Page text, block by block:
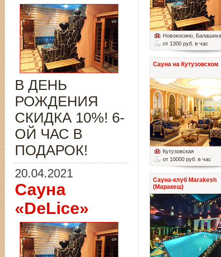
Новокосино , Балашиха
от 1300 руб. в час
Сауна на Кутузовском
Кутузовская
от 10000 руб. в час
Сауна-клуб Marakesh
(Маракеш)
В ДЕНЬ
РОЖДЕНИЯ
СКИДКА 10%! 6-
ОЙ ЧАС В
ПОДАРОК!
20.04.2021
Сауна
«DeLice»